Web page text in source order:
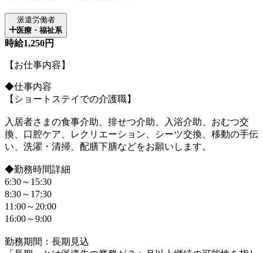
派遣労働者
医療・福祉系
時給1,250円
【お仕事内容】
◆仕事内容
【ショートステイでの介護職】
入居者さまの食事介助、排せつ介助、入浴介助、おむつ交
換、口腔ケア、レクリエーション、シーツ交換、移動の手伝
い、洗濯・清掃、配膳下膳などをお願いします。
◆勤務時間詳細
6:30～15:30
8:30～17:30
11:00～20:00
16:00～9:00
勤務期間：長期見込